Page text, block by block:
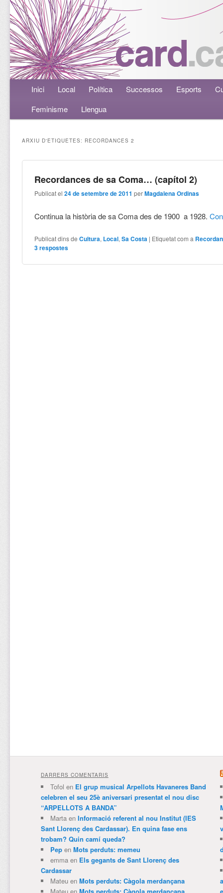
Menú principalAneu al contingut principal
Aneu al contingut secundari
Inici Local Política Successos Esports
Feminisme
Llengua
ARXIU D'ETIQUETES: RECORDANCES 2
Recordances de sa Coma… (capítol 2)
Publicat el24 de setembre de 2011 perMagdalena Ordinas
Continua la història de sa Coma des de 1900 a 1928.
Publicat dins de Cultura, Local,Sa Costa | Etiquetat com a
3respostes
DARRERS COMENTARIS
Tofol en El grup musical Arpellots Havaneres Band
celebren el seu 25è aniversari presentat el nou disc
“ARPELLOTS A BANDA”
Martaen Informació referent al nou Institut (IES
Sant Llorenç des Cardassar). En quina fase ens
trobam? Quin camí queda?
Pepen Mots perduts: memeu
emmaen Els gegants de Sant Llorenç des
Cardassar
Mateuen Mots perduts: Càgola merdançana